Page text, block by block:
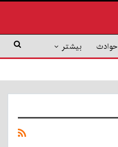
حوادث بیشتر